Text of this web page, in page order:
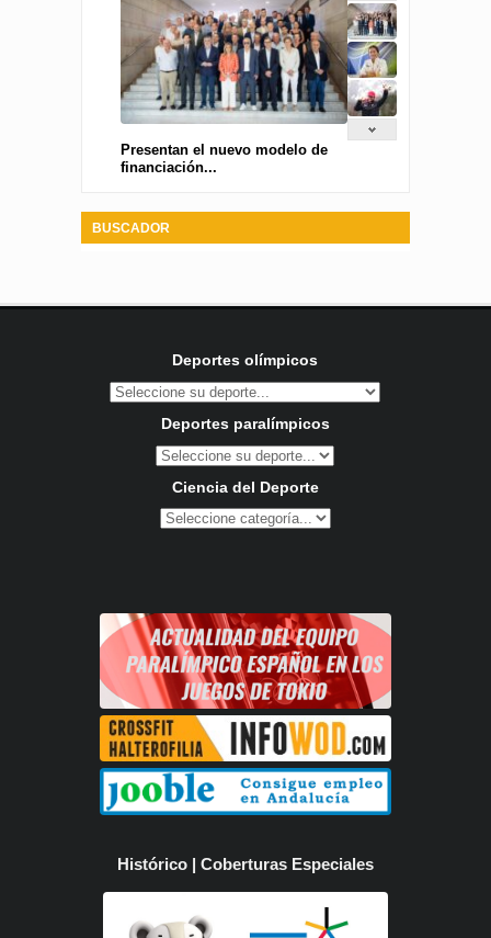
Presentan el nuevo modelo de
financiación...
BUSCADOR
Deportes olímpicos
Deportes paralímpicos
Ciencia del Deporte
Histórico | Coberturas Especiales